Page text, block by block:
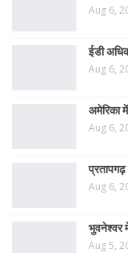
Aug 6,
ईडी
Aug 6,
अमेरिका
Aug 6,
प्रतापगढ़
Aug 6,
भुवनेश्वर
Aug 5,